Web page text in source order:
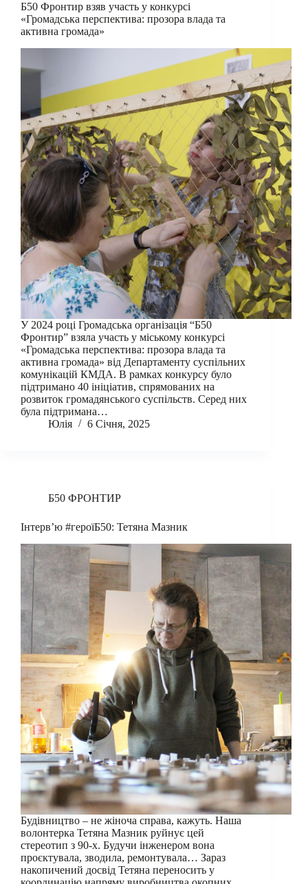
Б50 Фронтир взяв участь у конкурсі
«Громадська перспектива: прозора влада та
активна громада»
У 2024 році Громадська організація “Б50
Фронтир” взяла участь у міському конкурсі
«Громадська перспектива: прозора влада та
активна громада» від Департаменту суспільних
комунікацій КМДА. В рамках конкурсу було
підтримано 40 ініціатив, спрямованих на
розвиток громадянського суспільств. Серед них
була підтримана…
Юлія
6 Січня, 2025
Б50 ФРОНТИР
Інтерв’ю #героїБ50: Тетяна Мазник
Будівництво – не жіноча справа, кажуть. Наша
волонтерка Тетяна Мазник руйнує цей
стереотип з 90-х. Будучи інженером вона
проєктувала, зводила, ремонтувала… Зараз
накопичений досвід Тетяна переносить у